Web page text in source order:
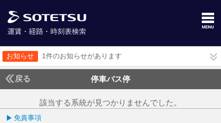
お知らせ 1件のお知らせがあります
戻る 停車バス停
該当する系統が見つかりませんでした。
免責事項